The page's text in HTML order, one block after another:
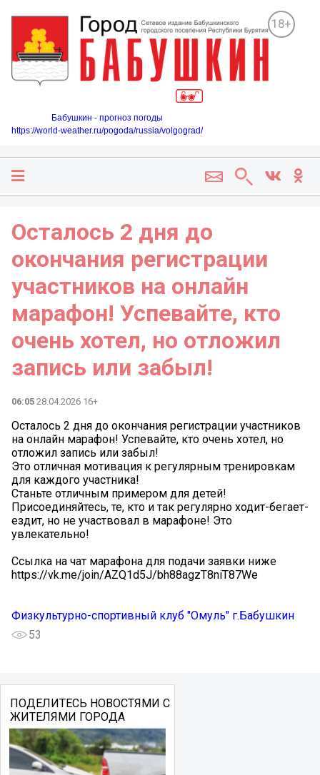
18+
Бабушкин - прогноз погоды
https://world-weather.ru/pogoda/russia/volgograd/
Осталось 2 дня до
окончания регистрации
участников на онлайн
марафон! Успевайте, кто
очень хотел, но отложил
запись или забыл!
06:05 28.04.2026 16+
Осталось 2 дня до окончания регистрации участников
на онлайн марафон! Успевайте, кто очень хотел, но
отложил запись или забыл!
Это отличная мотивация к регулярным тренировкам
для каждого участника!
Станьте отличным примером для детей!
Присоединяйтесь, те, кто и так регулярно ходит-бегает-
ездит, но не участвовал в марафоне! Это
увлекательно!
Ссылка на чат марафона для подачи заявки ниже
https://vk.me/join/AZQ1d5J/bh88agzT8niT87We
Физкультурно-спортивный клуб "Омуль" г.Бабушкин
53
ПОДЕЛИТЕСЬ НОВОСТЯМИ С
ЖИТЕЛЯМИ ГОРОДА